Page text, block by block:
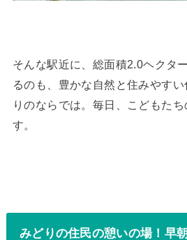
そんな駅近に、総面積2.0ヘクタ
るのも、豊かな自然と住みやす
りのならでは。毎日、こどもた
す。
みどりの住民の憩いの場！早